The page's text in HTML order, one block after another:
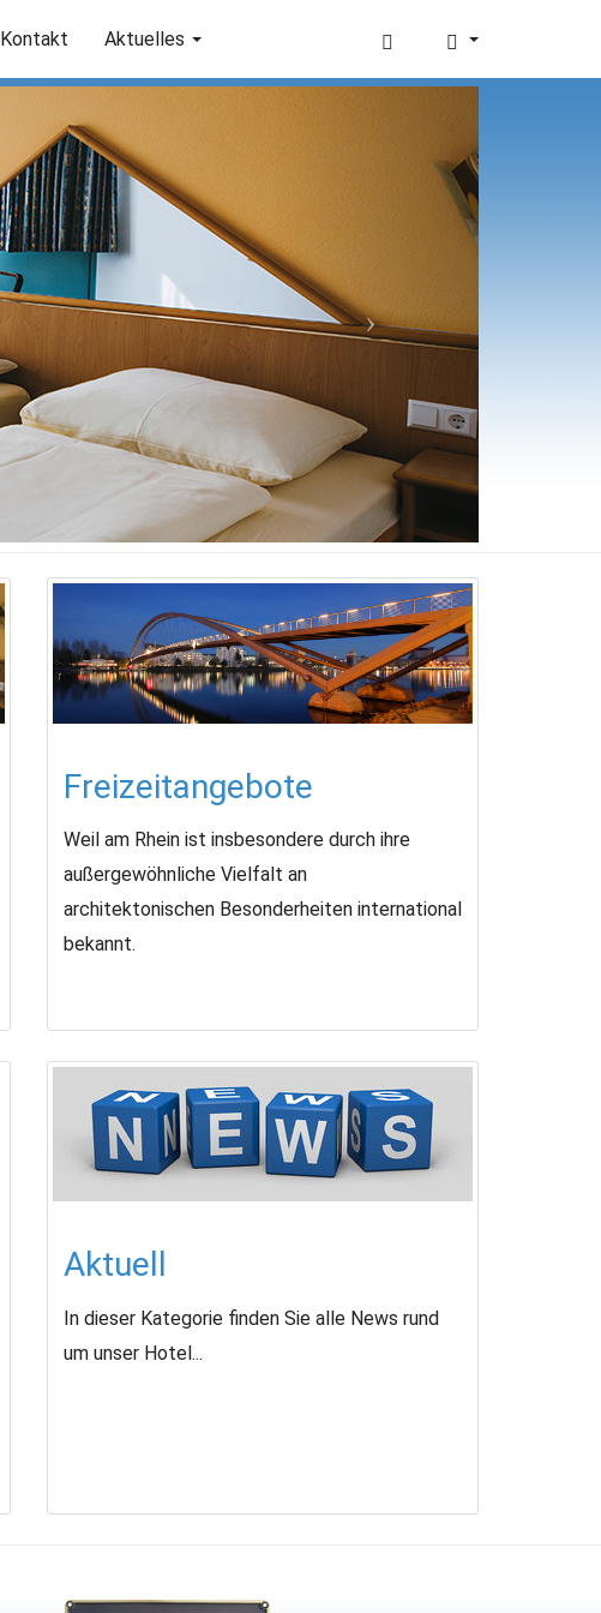
Kontakt Aktuelles
Freizeitangebote
Weil am Rhein ist insbesondere durch ihre
außergewöhnliche Vielfalt an
architektonischen Besonderheiten international
bekannt.
Aktuell
In dieser Kategorie finden Sie alle News rund
um unser Hotel...